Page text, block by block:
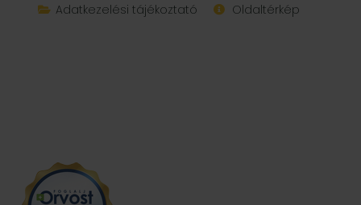
Adatkezelési tájékoztató
Oldaltérkép